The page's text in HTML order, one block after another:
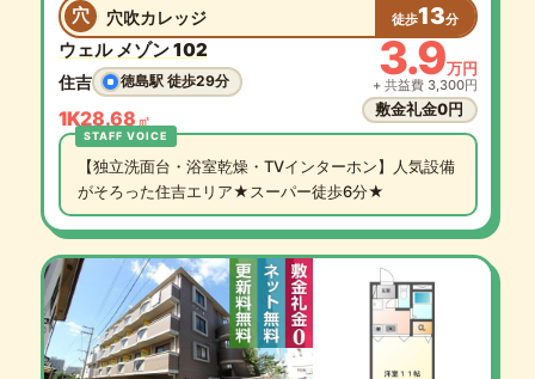
穴 穴吹カレッジ 徒歩13分
ウェル メゾン 102
住吉 徳島駅 徒歩29分
1K28.68 ㎡
3.9万円
+ 共益費 3,300円
敷金礼金0円
【独立洗面台・浴室乾燥・TVインターホン】人気設備
がそろった住吉エリア★スーパー徒歩6分★